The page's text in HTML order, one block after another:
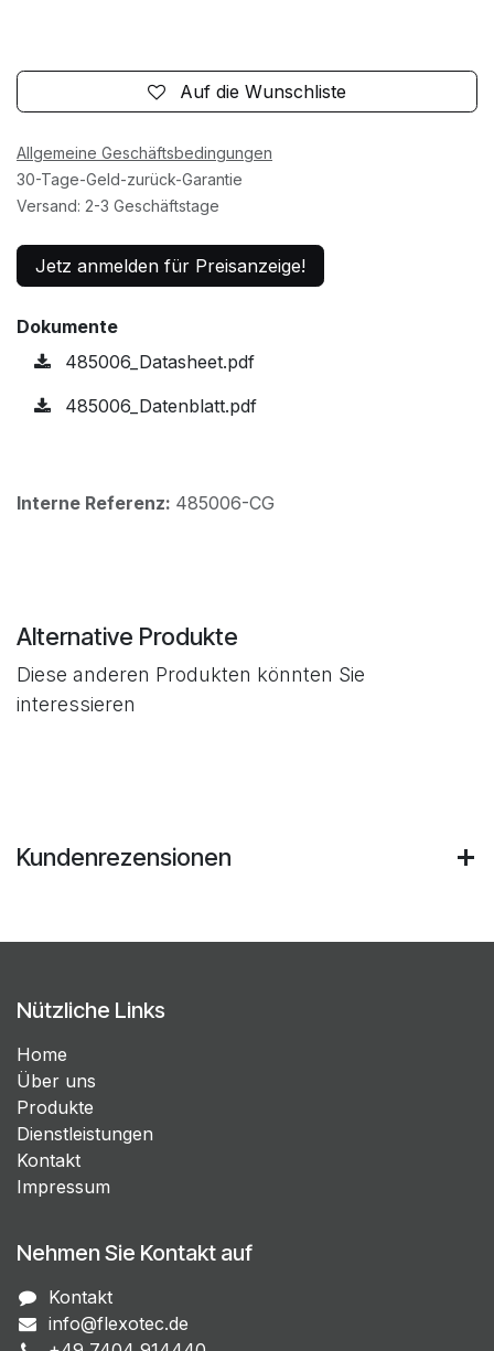
Auf die Wunschliste
Allgemeine Geschäftsbedingungen
30-Tage-Geld-zurück-Garantie
Versand: 2-3 Geschäftstage
Jetz anmelden für Preisanzeige!
Dokumente
485006_Datasheet.pdf
485006_Datenblatt.pdf
Interne Referenz: 485006-CG
Alternative Produkte
Diese anderen Produkten könnten Sie
interessieren
Kundenrezensionen
Nützliche Links
Home
Über uns
Produkte
Dienstleistungen
Kontakt
Impressum
Nehmen Sie Kontakt auf
Kontakt
info@flexotec.de